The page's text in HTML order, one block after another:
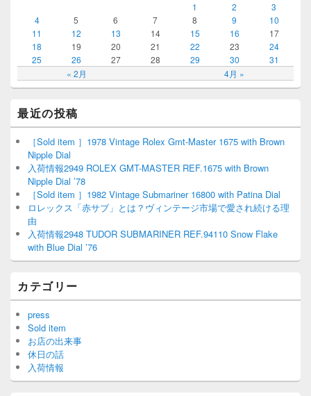
« 2月 4月 »
1 2
3
4
5 6 7 8 9
10
11
12 13 14 15 16
17
18
19 20 21 22 23
24
25
26 27 28 29 30 31
最近の投稿
［Sold item ］1978 Vintage Rolex Gmt-Master 1675 with Brown
Nipple Dial
入荷情報2949 ROLEX GMT-MASTER REF.1675 with Brown
Nipple Dial ’78
［Sold item ］1982 Vintage Submariner 16800 with Patina Dial
ロレックス「赤サブ」とは？ヴィンテージ市場で愛され続ける理
由
入荷情報2948 TUDOR SUBMARINER REF.94110 Snow Flake
with Blue Dial ’76
カテゴリー
press
Sold item
お店の出来事
休日の話
入荷情報